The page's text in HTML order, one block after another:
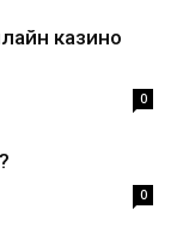
казино
0
0